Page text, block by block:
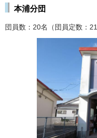
本浦分団
団員数：20名（団員定数：21